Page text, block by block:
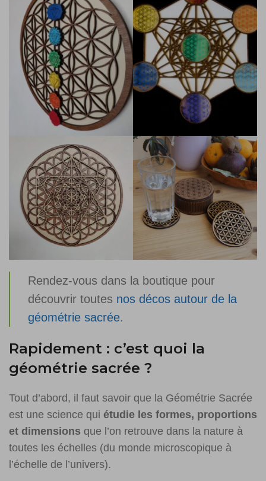
Rendez-vous dans la boutique pour
découvrir toutes nos décos autour de la
géométrie sacrée.
Rapidement : c’est quoi la
géométrie sacrée ?
Tout d’abord, il faut savoir que la Géométrie Sacrée
est une science qui étudie les formes, proportions
et dimensions que l’on retrouve dans la nature à
toutes les échelles (du monde microscopique à
l’échelle de l’univers).